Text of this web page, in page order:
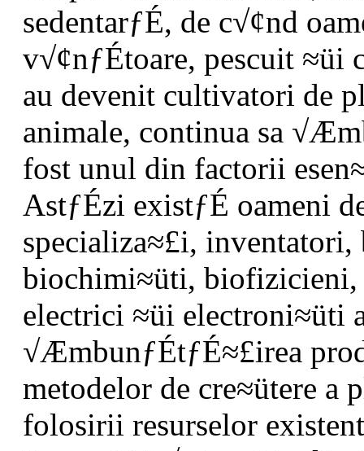
sedentarƒÉ, de c√¢nd
v√¢nƒÉtoare, pescuit ≈üi
au devenit cultivatori de
animale, continua sa
fost unul din factorii
AstƒÉzi existƒÉ oameni
specializa≈£i,
biochimi≈üti,
electrici ≈üi electroni≈üti
√ÆmbunƒÉtƒÉ≈£irea
metodelor de cre≈ütere a
folosirii resurselor